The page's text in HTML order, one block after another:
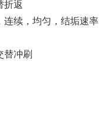
返
续，均匀，结垢速率
冲刷